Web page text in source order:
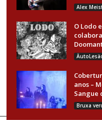
Alex
O Lodo
anos –
Sangue
Bruxa